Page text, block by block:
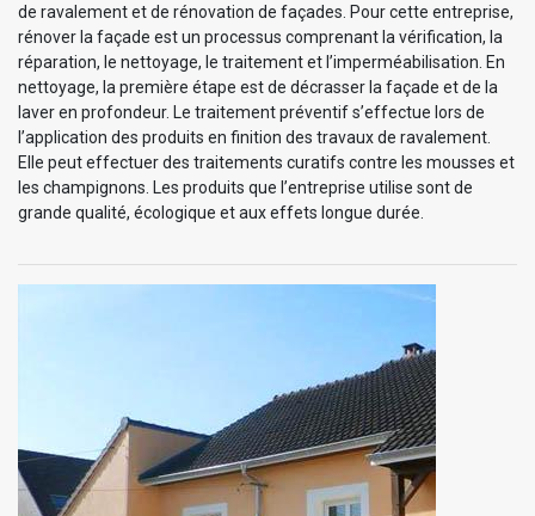
de ravalement et de rénovation de façades. Pour cette entreprise,
rénover la façade est un processus comprenant la vérification, la
réparation, le nettoyage, le traitement et l’imperméabilisation. En
nettoyage, la première étape est de décrasser la façade et de la
laver en profondeur. Le traitement préventif s’effectue lors de
l’application des produits en finition des travaux de ravalement.
Elle peut effectuer des traitements curatifs contre les mousses et
les champignons. Les produits que l’entreprise utilise sont de
grande qualité, écologique et aux effets longue durée.